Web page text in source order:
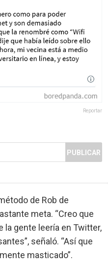
Reportar
PUBLICAR
de Rob de
meta. “Creo que
la gente leería en Twitter,
señaló. “Así que
masticado”.